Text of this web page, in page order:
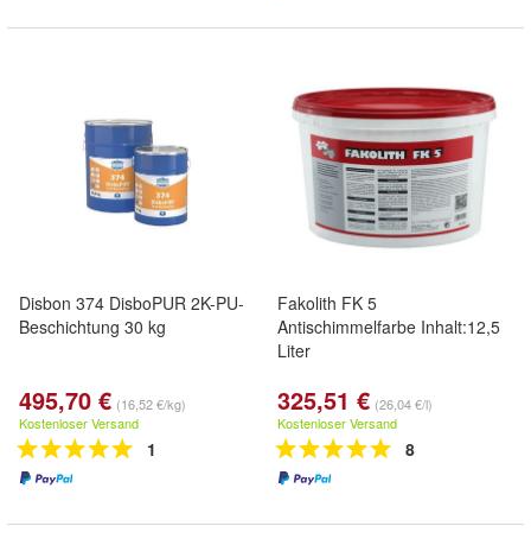
Disbon 374 DisboPUR 2K-PU-
Beschichtung 30 kg
495,70 € (16,52 €/kg)
Kostenloser Versand
1
Fakolith FK 5
Antischimmelfarbe Inhalt:12,5
Liter
325,51 € (26,04 €/l)
Kostenloser Versand
8